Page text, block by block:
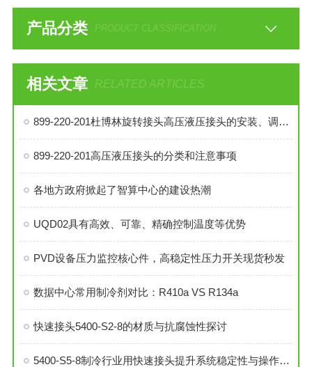
产品分类 PRODUCT CLASSIFICATION
相关文章 RELATED ARTICLES
899-220-201杜博林旋转接头高压液压接头的安装、调试与维护技巧
899-220-201高压液压接头的分类和注意事项
各地方政府掀起了智算中心的建设热潮
UQD02具有高效、可靠、精确控制温度等优势
PVD设备压力监控核心件，高稳定性压力开关现货秒发
数据中心常用制冷剂对比：R410a VS R134a
快速接头5400-S2-8的材质与抗腐蚀性探讨
5400-S5-8制冷行业用快速接头提升系统稳定性与操作便捷性